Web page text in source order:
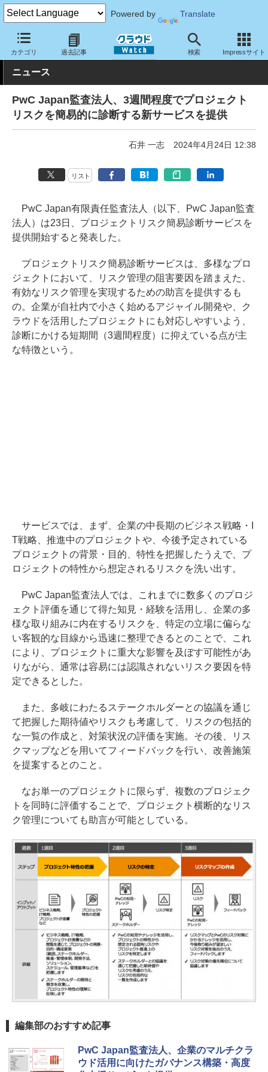
Powered by Translate
カテゴリ 過去記事 検索 Impressサイト
クラウド Watch セキュリティ セキュリティサービス
ニュース
PwC Japan監査法人、3週間程度でプロジェクト
リスクを簡易的に診断する新サービスを提供
石井 一志 2024年4月24日 12:38
リスト
PwC Japan有限責任監査法人（以下、PwC Japan監査
法人）は23日、プロジェクトリスク簡易診断サービスを
提供開始すると発表した。
プロジェクトリスク簡易診断サービスは、多様なプロ
ジェクトにおいて、リスク管理の阻害要因を踏まえた、
有効なリスク管理を実現するための助言を提供するも
の。企業が自社内で小さく始めるアジャイル開発や、ク
ラウドを活用したプロジェクトにも対応しやすいよう、
診断にかける短期間（3週間程度）に抑えている点が主
な特徴という。
サービスでは、まず、企業の中長期のビジネス戦略・I
T戦略、推進中のプロジェクトや、今後予定されている
プロジェクトの背景・目的、特性を把握したうえで、プ
ロジェクトの特性から想定されるリスクを洗い出す。
PwC Japan監査法人では、これまでに数多くのプロジ
ェクト評価を通じて得た知見・経験を活用し、企業の多
様な取り組みに内在するリスクを、特定の立場に偏らな
い客観的な目線から迅速に整理できるとのことで、これ
により、プロジェクトに重大な影響を及ぼす可能性があ
りながら、通常は容易には認識されないリスク要因を特
定できるとした。
また、多岐にわたるステークホルダーとの協議を通じ
て把握した期待値やリスクも考慮して、リスクの包括的
な一覧の作成と、対策状況の評価を実施。その後、リス
クマップなどを用いてフィードバックを行い、改善施策
を提案するとのこと。
なお単一のプロジェクトに限らず、複数のプロジェク
トを同時に評価することで、プロジェクト横断的なリス
ク管理についても助言が可能としている。
編集部のおすすめ記事
PwC Japan監査法人、企業のマルチクラ
ウド活用に向けたガバナンス構築・高度